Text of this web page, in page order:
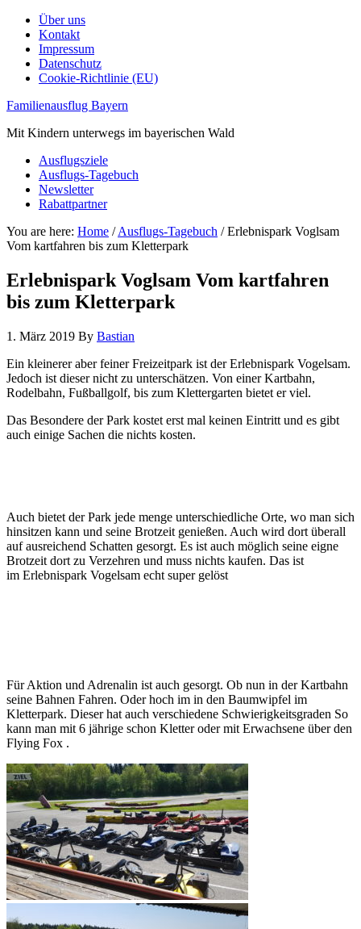
Über uns
Kontakt
Impressum
Datenschutz
Cookie-Richtlinie (EU)
Familienausflug Bayern
Mit Kindern unterwegs im bayerischen Wald
Ausflugsziele
Ausflugs-Tagebuch
Newsletter
Rabattpartner
You are here: Home / Ausflugs-Tagebuch /Erlebnispark Voglsam
Vom kartfahren bis zum Kletterpark
Erlebnispark Voglsam Vom kartfahren
bis zum Kletterpark
1. März 2019 By Bastian
Ein kleinerer aber feiner Freizeitpark ist der Erlebnispark Vogelsam.
Jedoch ist dieser nicht zu unterschätzen. Von einer Kartbahn,
Rodelbahn, Fußballgolf, bis zum Klettergarten bietet er viel.
Das Besondere der Park kostet erst mal keinen Eintritt und es gibt
auch einige Sachen die nichts kosten.
Auch bietet der Park jede menge unterschiedliche Orte, wo man sich
hinsitzen kann und seine Brotzeit genießen. Auch wird dort überall
auf ausreichend Schatten gesorgt. Es ist auch möglich seine eigne
Brotzeit dort zu Verzehren und muss nichts kaufen. Das ist
im Erlebnispark Vogelsam echt super gelöst
Für Aktion und Adrenalin ist auch gesorgt. Ob nun in der Kartbahn
seine Bahnen Fahren. Oder hoch im in den Baumwipfel im
Kletterpark. Dieser hat auch verschiedene Schwierigkeitsgraden So
kann man mit 6 jährige schon Kletter oder mit Erwachsene über den
Flying Fox .